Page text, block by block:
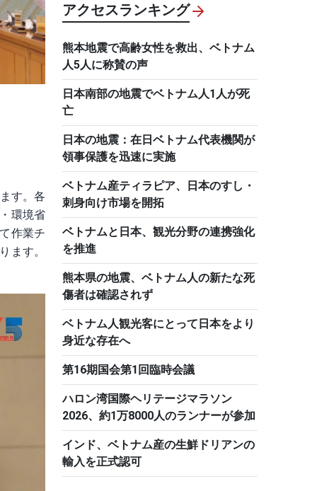
す。各
環境省
作業チ
ます。
アクセスランキング
熊本地震で高齢女性を救出、ベトナム
人5人に称賛の声
日本南部の地震でベトナム人1人が死
亡
日本の地震：在日ベトナム代表機関が
領事保護を迅速に実施
ベトナム産ティラピア、日本のすし・
刺身向け市場を開拓
ベトナムと日本、観光分野の連携強化
を推進
熊本県の地震、ベトナム人の新たな死
傷者は確認されず
ベトナム人観光客にとって日本をより
身近な存在へ
第16期国会第1回臨時会議
ハロン湾国際ヘリテージマラソン
2026、約1万8000人のランナーが参加
インド、ベトナム産の生鮮ドリアンの
輸入を正式認可